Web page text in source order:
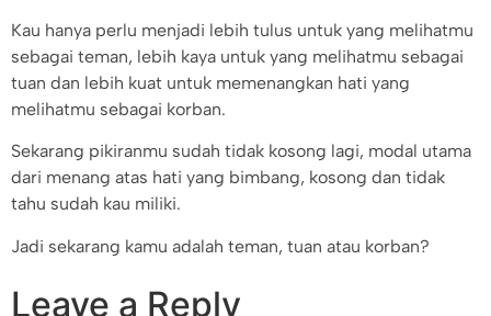
Kau hanya perlu menjadi lebih tulus untuk yang melihatmu
sebagai teman, lebih kaya untuk yang melihatmu sebagai
tuan dan lebih kuat untuk memenangkan hati yang
melihatmu sebagai korban.
Sekarang pikiranmu sudah tidak kosong lagi, modal utama
dari menang atas hati yang bimbang, kosong dan tidak
tahu sudah kau miliki.
Jadi sekarang kamu adalah teman, tuan atau korban?
Leave a Reply